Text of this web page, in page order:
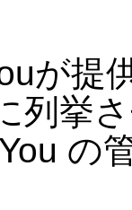
が提
列挙
の